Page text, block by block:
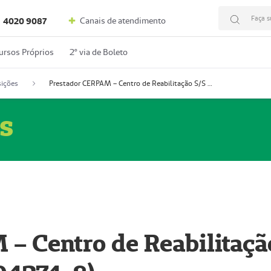
4020 9087 Canais de atendimento Faça
Próprios 2º via de Boleto
Prestador CERPAM – Centro de Reabilitação S/S Ltda-ME (52004274-8)
– Centro de